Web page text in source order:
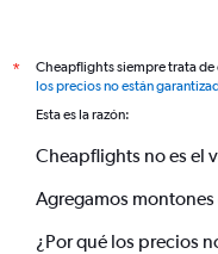
*
Cheapflights siempre trata
los precios no están
Esta es la razón:
Cheapflights no es el
Agregamos
¿Por qué los precios